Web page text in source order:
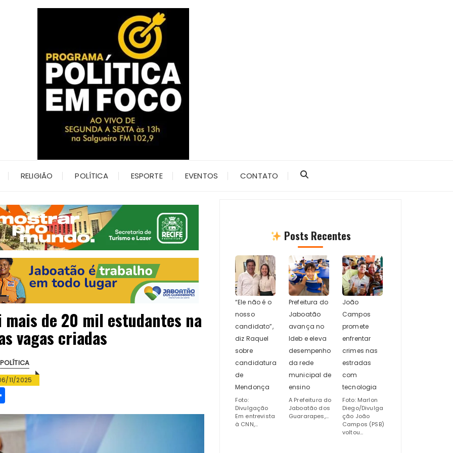
RELIGIÃO POLÍTICA ESPORTE EVENTOS CONTATO
de 20 mil estudantes na
vagas criadas
POLÍTICA
11/2025
h
a
Posts Recentes
“Ele não é o
nosso
candidato”,
diz Raquel
sobre
candidatura
de
Mendonça
Foto:
Divulgação
Em entrevista
à CNN,...
Prefeitura do
Jaboatão
avança no
Ideb e eleva
desempenho
da rede
municipal de
ensino
A Prefeitura do
Jaboatão dos
Guararapes,...
João
Campos
promete
enfrentar
crimes nas
estradas
com
tecnologia
Foto: Marlon
Diego/Divulga
ção João
Campos (PSB)
voltou...